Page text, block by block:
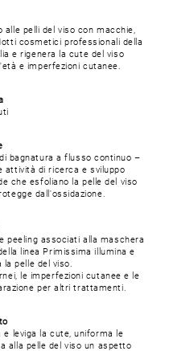
pelli del viso con macchie,
cosmetici professionali della
e rigenera la cute del viso
e imperfezioni cutanee.
bagnatura a flusso continuo –
attività di ricerca e sviluppo
che esfoliano la pelle del viso
dall'ossidazione.
peeling associati alla maschera
linea Primissima illumina e
pelle del viso.
le imperfezioni cutanee e le
per altri trattamenti.
leviga la cute, uniforma le
alla pelle del viso un aspetto